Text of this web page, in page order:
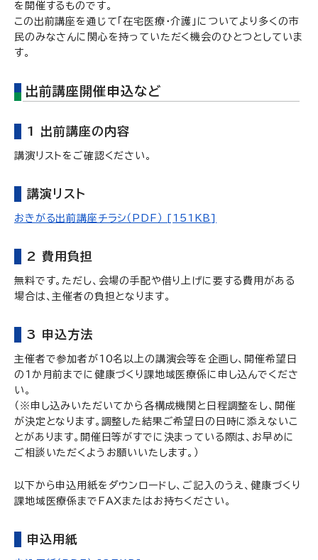
を開催するものです。
この出前講座を通じて「在宅医療・介護」についてより多くの市
民のみなさんに関心を持っていただく機会のひとつとしていま
す。
出前講座開催申込など
1 出前講座の内容
講演リストをご確認ください。
講演リスト
おきがる出前講座チラシ（PDF） [151KB]
2 費用負担
無料です。ただし、会場の手配や借り上げに要する費用がある
場合は、主催者の負担となります。
3 申込方法
主催者で参加者が10名以上の講演会等を企画し、開催希望日
の1か月前までに健康づくり課地域医療係に申し込んでくださ
い。
（※申し込みいただいてから各構成機関と日程調整をし、開催
が決定となります。調整した結果ご希望日の日時に添えないこ
とがあります。開催日等がすでに決まっている際は、お早めに
ご相談いただくようお願いいたします。）
以下から申込用紙をダウンロードし、ご記入のうえ、健康づくり
課地域医療係までFAXまたはお持ちください。
申込用紙